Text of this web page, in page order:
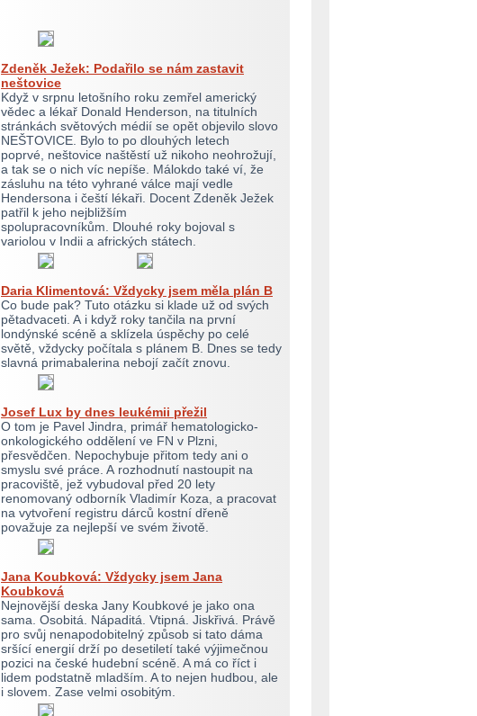
Zdeněk Ježek: Podařilo se nám zastavit
neštovice
Když v srpnu letošního roku zemřel americký
vědec a lékař Donald Henderson, na titulních
stránkách světových médií se opět objevilo slovo
NEŠTOVICE. Bylo to po dlouhých letech
poprvé, neštovice naštěstí už nikoho neohrožují,
a tak se o nich víc nepíše. Málokdo také ví, že
zásluhu na této vyhrané válce mají vedle
Hendersona i čeští lékaři. Docent Zdeněk Ježek
patřil k jeho nejbližším
spolupracovníkům. Dlouhé roky bojoval s
variolou v Indii a afrických státech.
Daria Klimentová: Vždycky jsem měla plán B
Co bude pak? Tuto otázku si klade už od svých
pětadvaceti. A i když roky tančila na první
londýnské scéně a sklízela úspěchy po celé
světě, vždycky počítala s plánem B. Dnes se tedy
slavná primabalerina nebojí začít znovu.
Josef Lux by dnes leukémii přežil
O tom je Pavel Jindra, primář hematologicko-
onkologického oddělení ve FN v Plzni,
přesvědčen. Nepochybuje přitom tedy ani o
smyslu své práce. A rozhodnutí nastoupit na
pracoviště, jež vybudoval před 20 lety
renomovaný odborník Vladimír Koza, a pracovat
na vytvoření registru dárců kostní dřeně
považuje za nejlepší ve svém životě.
Jana Koubková: Vždycky jsem Jana
Koubková
Nejnovější deska Jany Koubkové je jako ona
sama. Osobitá. Nápaditá. Vtipná. Jiskřivá. Právě
pro svůj nenapodobitelný způsob si tato dáma
sršící energií drží po desetiletí také výjimečnou
pozici na české hudební scéně. A má co říct i
lidem podstatně mladším. A to nejen hudbou, ale
i slovem. Zase velmi osobitým.